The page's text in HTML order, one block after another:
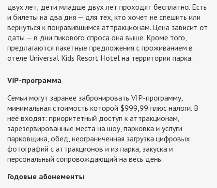
двух лет; дети младше двух лет проходят бесплатно. Есть
и билеты на два дня — для тех, кто хочет не спешить или
вернуться к понравившимся аттракционам. Цена зависит от
даты — в дни пикового спроса она выше. Кроме того,
предлагаются пакетные предложения с проживанием в
отеле Universal Kids Resort Hotel на территории парка.
VIP-программа
Семьи могут заранее забронировать VIP-программу,
минимальная стоимость которой $999,99 плюс налоги. В
неё входят: приоритетный доступ к аттракционам,
зарезервированные места на шоу, парковка и услуги
парковщика, обед, неограниченная загрузка цифровых
фотографий с аттракционов и из парка, закуска и
персональный сопровождающий на весь день.
Годовые абонементы